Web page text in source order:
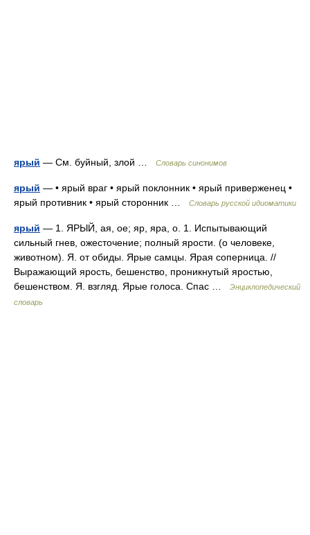
ярый — См. буйный, злой … Словарь синонимов
ярый — • ярый враг • ярый поклонник • ярый приверженец •
ярый противник • ярый сторонник …
Словарь русской идиоматики
ярый — 1. ЯРЫЙ, ая, ое; яр, яра, о. 1. Испытывающий
сильный гнев, ожесточение; полный ярости. (о человеке,
животном). Я. от обиды. Ярые самцы. Ярая соперница. //
Выражающий ярость, бешенство, проникнутый яростью,
бешенством. Я. взгляд. Ярые голоса. Cпас …
Энциклопедический
словарь